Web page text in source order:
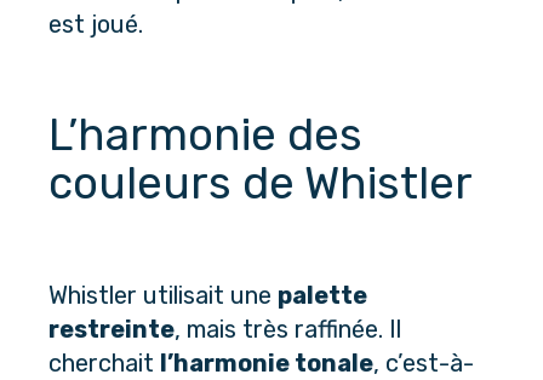
est joué.
L’harmonie des
couleurs de Whistler
Whistler utilisait une palette
restreinte, mais très raffinée. Il
cherchait l’harmonie tonale, c’est-à-